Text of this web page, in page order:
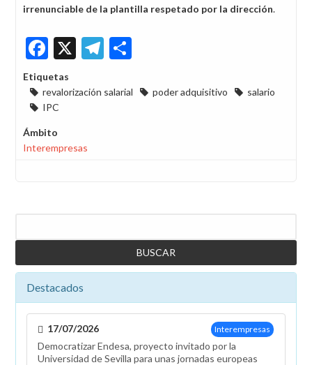
irrenunciable de la plantilla respetado por la dirección.
Facebook
X Telegram
Etiquetas
revalorización salarial
poder adquisitivo
salario
IPC
Ámbito
Interempresas
Destacados
Interempresas
17/07/2026
Democratizar Endesa, proyecto invitado por la
Universidad de Sevilla para unas jornadas europeas